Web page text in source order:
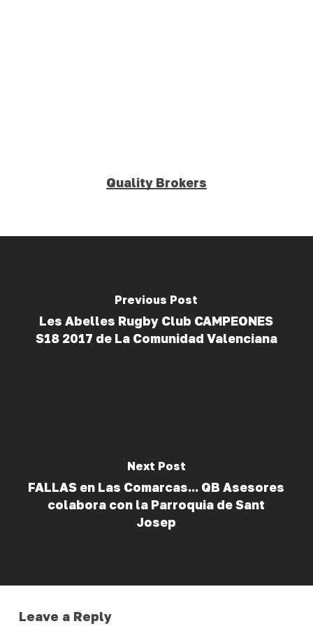
Quality Brokers
Previous Post
Les Abelles Rugby Club CAMPEONES
S18 2017 de La Comunidad Valenciana
Next Post
FALLAS en Las Comarcas... QB Asesores
colabora con la Parroquia de Sant
Josep
Leave a Reply